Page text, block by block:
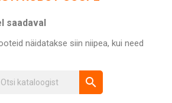
saadaval
näidatakse siin niipea, kui need
search